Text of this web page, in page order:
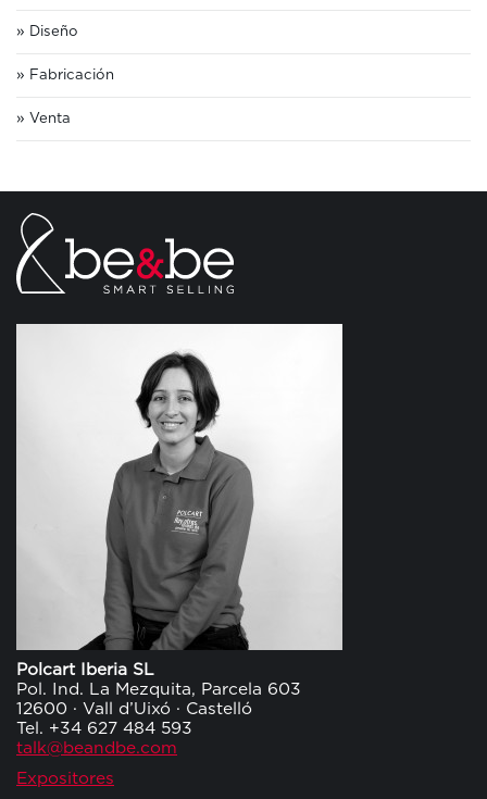
Diseño
Fabricación
Venta
Polcart Iberia SL
Pol. Ind. La Mezquita, Parcela 603
12600 · Vall d’Uixó · Castelló
Tel. +34 627 484 593
talk@beandbe.com
Expositores